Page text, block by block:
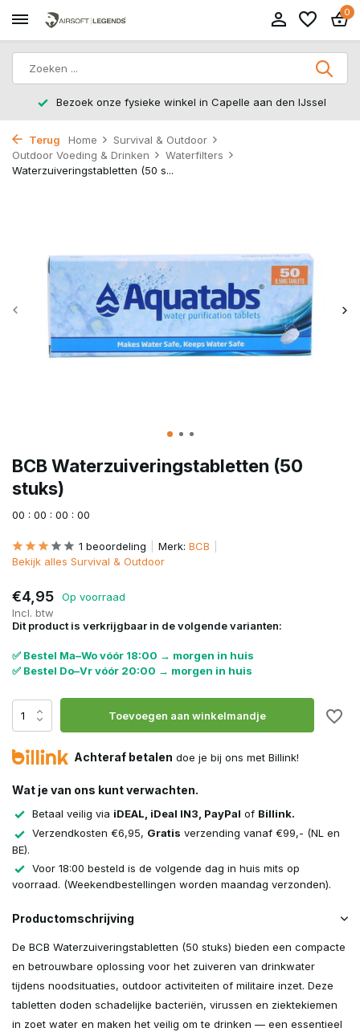
0
Bezoek onze fysieke winkel in Capelle aan den IJssel
Terug Home
Survival & Outdoor
Outdoor Voeding & Drinken
Waterfilters
Waterzuiveringstabletten (50 s...
BCB Waterzuiveringstabletten (50
stuks)
00 : 00 : 00 : 00
1 beoordeling Merk: BCB
Bekijk alles Survival & Outdoor
€4,95
Op voorraad
Incl. btw
Dit product is verkrijgbaar in de volgende varianten:
✅ Bestel Ma–Wo vóór 18:00 → morgen in huis
✅ Bestel Do–Vr vóór 20:00 → morgen in huis
Toevoegen aan winkelmandje
Achteraf betalen doe je bij ons met Billink!
Wat je van ons kunt verwachten.
Betaal veilig via iDEAL, iDeal IN3, PayPal of Billink.
Verzendkosten €6,95, Gratis verzending vanaf €99,- (NL en
BE).
Voor 18:00 besteld is de volgende dag in huis mits op
voorraad. (Weekendbestellingen worden maandag verzonden).
Productomschrijving
De BCB Waterzuiveringstabletten (50 stuks) bieden een compacte
en betrouwbare oplossing voor het zuiveren van drinkwater
tijdens noodsituaties, outdoor activiteiten of militaire inzet. Deze
tabletten doden schadelijke bacteriën, virussen en ziektekiemen
in zoet water en maken het veilig om te drinken — een essentieel